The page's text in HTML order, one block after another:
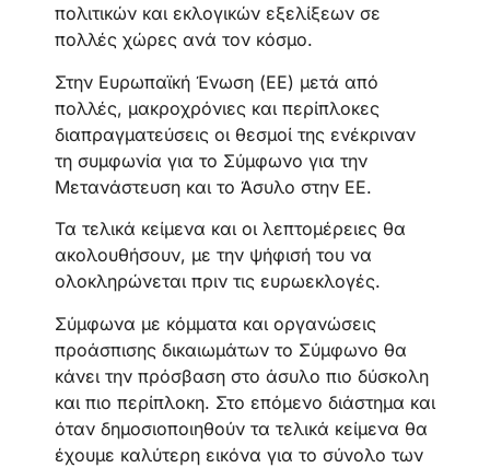
πολιτικών και εκλογικών εξελίξεων σε
πολλές χώρες ανά τον κόσμο.
Στην Ευρωπαϊκή Ένωση (ΕΕ) μετά από
πολλές, μακροχρόνιες και περίπλοκες
διαπραγματεύσεις οι θεσμοί της ενέκριναν
τη συμφωνία για το Σύμφωνο για την
Μετανάστευση και το Άσυλο στην ΕΕ.
Τα τελικά κείμενα και οι λεπτομέρειες θα
ακολουθήσουν, με την ψήφισή του να
ολοκληρώνεται πριν τις ευρωεκλογές.
Σύμφωνα με κόμματα και οργανώσεις
προάσπισης δικαιωμάτων το Σύμφωνο θα
κάνει την πρόσβαση στο άσυλο πιο δύσκολη
και πιο περίπλοκη. Στο επόμενο διάστημα και
όταν δημοσιοποιηθούν τα τελικά κείμενα θα
έχουμε καλύτερη εικόνα για το σύνολο των